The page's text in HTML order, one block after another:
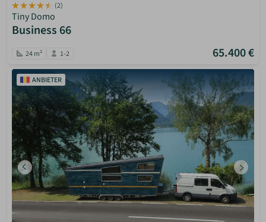
(2)
Tiny Domo
Business 66
24 m² 1-2 65.400 €
ANBIETER